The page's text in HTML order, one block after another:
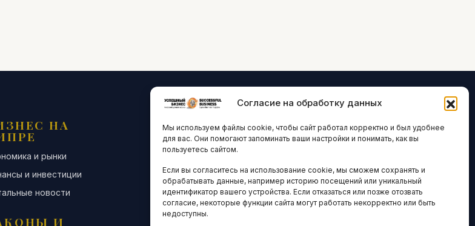
Согласие на обработку данных
Мы используем файлы cookie, чтобы сайт работал корректно и был удобнее
для вас. Они помогают запоминать ваши настройки и понимать, как вы
пользуетесь сайтом.
Если вы согласитесь на использование cookie, мы сможем сохранять и
обрабатывать данные, например историю посещений или уникальный
идентификатор вашего устройства. Если отказаться или позже отозвать
согласие, некоторые функции сайта могут работать некорректно или быть
недоступны.
НА
и рынки
и инвестиции
новости
И
ТЕХНОЛОГИИ И
ИННОВАЦИИ
Стартапы и исследования
Цифровая экономика
Остальные новости
ДЕЛОВОЕ
ARTICLES IN
ENGLISH
НАВИГАЦИЯ
Архив материалов